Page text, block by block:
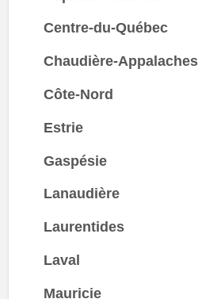
Centre-du-Québec
Chaudière-Appalaches
Côte-Nord
Estrie
Gaspésie
Lanaudière
Laurentides
Laval
Mauricie